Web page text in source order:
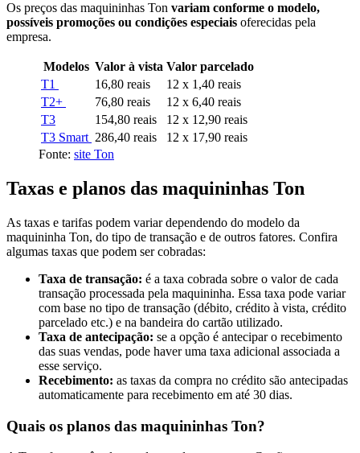
Os preços das maquininhas Ton variam conforme o modelo,
possíveis promoções ou condições especiais oferecidas pela
empresa.
Modelos Valor à vista Valor parcelado
T1
16,80 reais
12 x 1,40 reais
T2+
76,80 reais
12 x 6,40 reais
T3
154,80 reais
12 x 12,90 reais
T3 Smart 286,40 reais
12 x 17,90 reais
Fonte: site Ton
Taxas e planos das maquininhas Ton
As taxas e tarifas podem variar dependendo do modelo da
maquininha Ton, do tipo de transação e de outros fatores. Confira
algumas taxas que podem ser cobradas:
Taxa de transação: é a taxa cobrada sobre o valor de cada
transação processada pela maquininha. Essa taxa pode variar
com base no tipo de transação (débito, crédito à vista, crédito
parcelado etc.) e na bandeira do cartão utilizado.
Taxa de antecipação: se a opção é antecipar o recebimento
das suas vendas, pode haver uma taxa adicional associada a
esse serviço.
Recebimento: as taxas da compra no crédito são antecipadas
automaticamente para recebimento em até 30 dias.
Quais os planos das maquininhas Ton?